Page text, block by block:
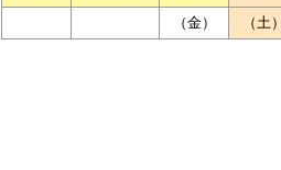
（金）
（土